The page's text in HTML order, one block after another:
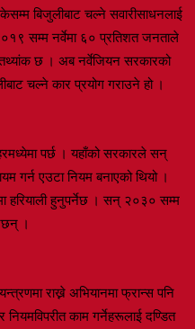
बिजुलीबाट चल्ने सवारीसाधनलाई
सम्म नर्वेमा ६० प्रतिशत जनताले
तथ्यांक छ । अब नर्वेजियन सरकारको
चल्ने कार प्रयोग गराउने हो ।
पर्छ । यहाँको सरकारले सन्
गर्न एउटा नियम बनाएको थियो ।
हरियाली हुनुपर्नेछ । सन् २०३० सम्म
।
राख्ने अभियानमा फ्रान्स पनि
नियमविपरीत काम गर्नेहरूलाई दण्डित